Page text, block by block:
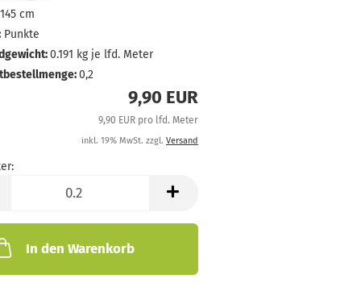
145 cm
Punkte
0.191 kg je lfd. Meter
0,2
9,90 EUR
9,90 EUR pro lfd. Meter
inkl. 19% MwSt. zzgl. Versand
In den Warenkorb